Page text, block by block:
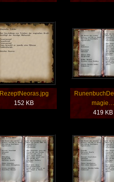
RezeptNeoras.jpg
152 KB
419 KB